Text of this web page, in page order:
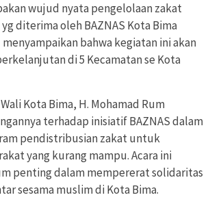
wujud nyata pengelolaan zakat
diterima oleh BAZNAS Kota Bima
menyampaikan bahwa kegiatan ini akan
di 5 Kecamatan se Kota
Kota Bima, H. Mohamad Rum
terhadap inisiatif BAZNAS dalam
pendistribusian zakat untuk
yang kurang mampu. Acara ini
penting dalam mempererat solidaritas
sesama muslim di Kota Bima.